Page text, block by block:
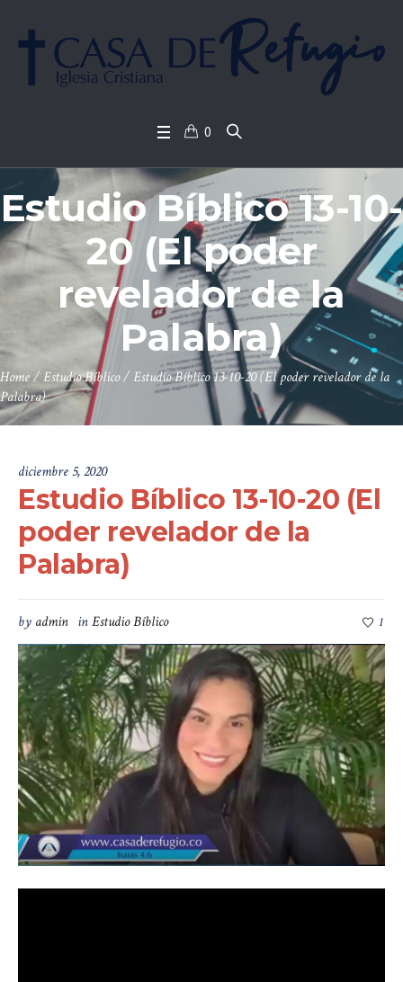
0
Estudio Bíblico 13-10-
20 (El poder
revelador de la
Palabra)
Home/Estudio Bíblico/Estudio Bíblico 13-10-20 (El poder revelador de la
Palabra)
diciembre 5, 2020
Estudio Bíblico 13-10-20 (El
poder revelador de la
Palabra)
by admin inEstudio Bíblico 1